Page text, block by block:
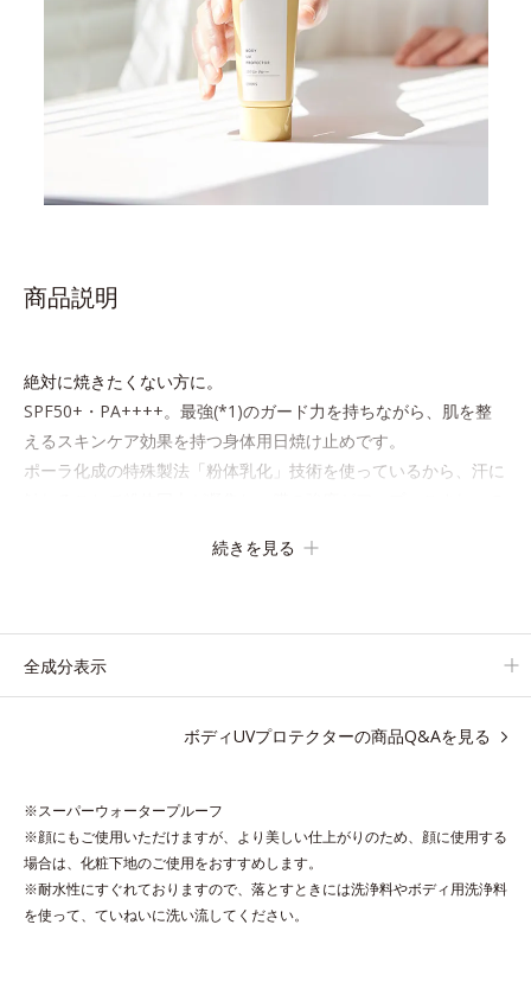
商品説明
絶対に焼きたくない方に。
SPF50+・PA++++。最強(*1)のガード力を持ちながら、肌を整
えるスキンケア効果を持つ身体用日焼け止めです。
ポーラ化成の特殊製法「粉体乳化」技術を使っているから、汗に
それでいて、肌にスルスルのびてピタッと密着するジェル感触
が、紫外線ダメージ(*4)にもゆらぎにくいすこやかな肌に整え、
出し、肌のハリ感をサポートします。
っかりガードします。
【ご使用方法】
手に適量をとり、日焼けを防ぎたい部分に、塗布後すぐに少量ず
続きを見る
全成分表示
ボディUVプロテクターの商品Q&Aを見る
※スーパーウォータープルーフ
※顔にもご使用いただけますが、より美しい仕上がりのため、顔に使用する
場合は、化粧下地のご使用をおすすめします。
※耐水性にすぐれておりますので、落とすときには洗浄料やボディ用洗浄料
を使って、ていねいに洗い流してください。